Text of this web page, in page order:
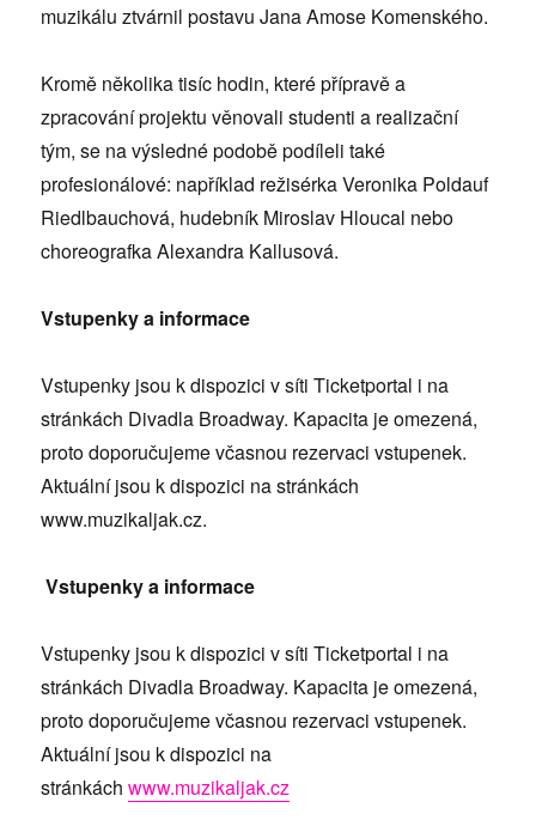
muzikálu ztvárnil postavu Jana Amose Komenského.
Kromě několika tisíc hodin, které přípravě a
zpracování projektu věnovali studenti a realizační
tým, se na výsledné podobě podíleli také
profesionálové: například režisérka Veronika Poldauf
Riedlbauchová, hudebník Miroslav Hloucal nebo
choreografka Alexandra Kallusová.
Vstupenky a informace
Vstupenky jsou k dispozici v síti Ticketportal i na
stránkách Divadla Broadway. Kapacita je omezená,
proto doporučujeme včasnou rezervaci vstupenek.
Aktuální jsou k dispozici na stránkách
www.muzikaljak.cz.
Vstupenky a informace
Vstupenky jsou k dispozici v síti Ticketportal i na
stránkách Divadla Broadway. Kapacita je omezená,
proto doporučujeme včasnou rezervaci vstupenek.
Aktuální jsou k dispozici na
stránkáchwww.muzikaljak.cz